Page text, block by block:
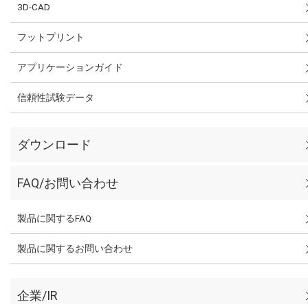
3D-CAD
フットプリント
アプリケーションガイド
信頼性試験データ
ダウンロード
FAQ/お問い合わせ
製品に関するFAQ
製品に関するお問い合わせ
企業/IR